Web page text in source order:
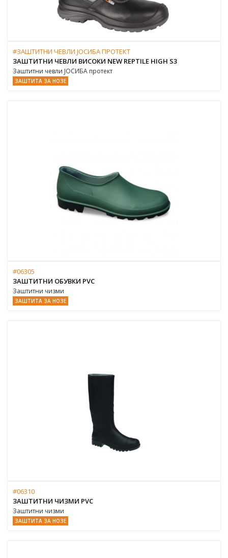
#ЗАШТИТНИ ЧЕВЛИ ЈОСИБА ПРОТЕКТ
ЗАШТИТНИ ЧЕВЛИ ВИСОКИ NEW REPTILE HIGH S3
Заштитни чевли ЈОСИБА протект
ЗАШТИТА ЗА НОЗЕ
#06305
ЗАШТИТНИ ОБУВКИ PVC
Заштитни чизми
ЗАШТИТА ЗА НОЗЕ
#06310
ЗАШТИТНИ ЧИЗМИ PVC
Заштитни чизми
ЗАШТИТА ЗА НОЗЕ